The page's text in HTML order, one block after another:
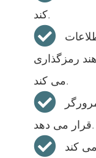
کند.
رمزگذاری
می کند.
قرار می دهد.